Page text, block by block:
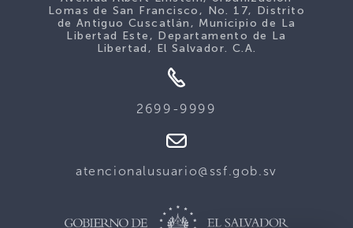
Lomas de San Francisco, No. 17, Distrito
de Antiguo Cuscatlán, Municipio de La
Libertad Este, Departamento de La
Libertad, El Salvador. C.A.
2699-9999
atencionalusuario@ssf.gob.sv